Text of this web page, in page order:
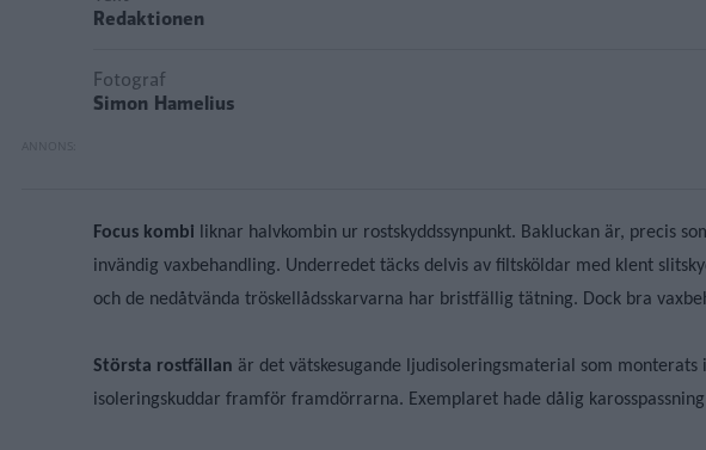
Redaktionen
Fotograf
Simon Hamelius
Focus kombi liknar halvkombin ur rostskyddssynpunkt. Bakluckan är, precis
invändig vaxbehandling. Underredet täcks delvis av filtsköldar med klent
och de nedåtvända tröskellådsskarvarna har bristfällig tätning. Dock bra
Största rostfällan är det vätskesugande ljudisoleringsmaterial som
isoleringskuddar framför framdörrarna. Exemplaret hade dålig